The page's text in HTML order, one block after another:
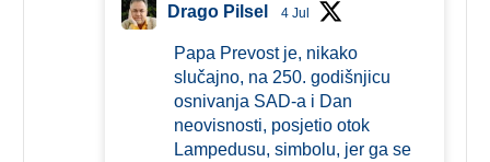
Drago Pilsel 4 Jul
Papa Prevost je, nikako
slučajno, na 250. godišnjicu
osnivanja SAD-a i Dan
neovisnosti, posjetio otok
Lampedusu, simbolu, jer ga se